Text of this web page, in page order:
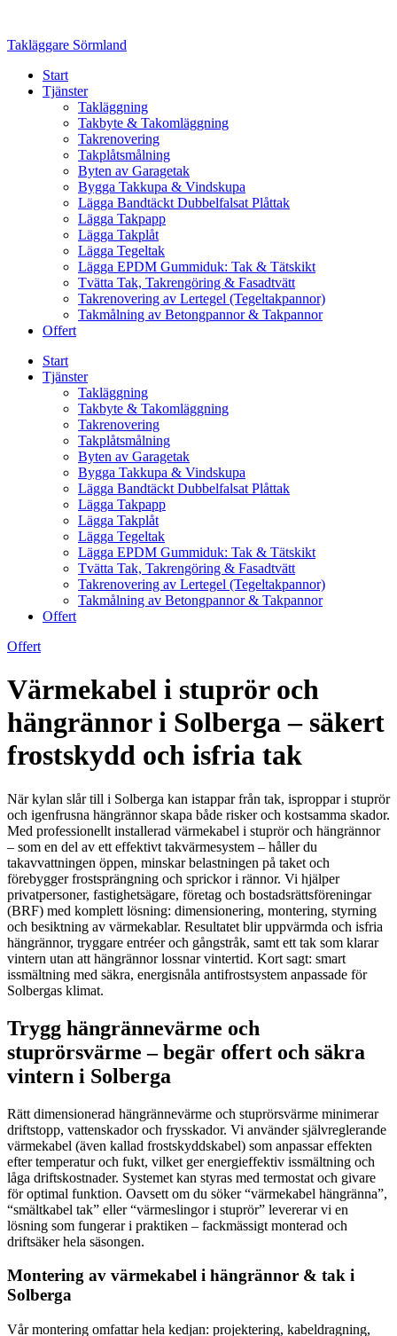
content
Takläggare Sörmland
Start
Tjänster
Takläggning
Takbyte & Takomläggning
Takrenovering
Takplåtsmålning
Byten av Garagetak
Bygga Takkupa & Vindskupa
Lägga Bandtäckt Dubbelfalsat Plåttak
Lägga Takpapp
Lägga Takplåt
Lägga Tegeltak
Lägga EPDM Gummiduk: Tak & Tätskikt
Tvätta Tak, Takrengöring & Fasadtvätt
Takrenovering av Lertegel (Tegeltakpannor)
Takmålning av Betongpannor & Takpannor
Offert
Start
Tjänster
Takläggning
Takbyte & Takomläggning
Takrenovering
Takplåtsmålning
Byten av Garagetak
Bygga Takkupa & Vindskupa
Lägga Bandtäckt Dubbelfalsat Plåttak
Lägga Takpapp
Lägga Takplåt
Lägga Tegeltak
Lägga EPDM Gummiduk: Tak & Tätskikt
Tvätta Tak, Takrengöring & Fasadtvätt
Takrenovering av Lertegel (Tegeltakpannor)
Takmålning av Betongpannor & Takpannor
Offert
Offert
Värmekabel i stuprör och
hängrännor i Solberga – säkert
frostskydd och isfria tak
När kylan slår till i Solberga kan istappar från tak, isproppar i stuprör
och igenfrusna hängrännor skapa både risker och kostsamma skador.
Med professionellt installerad värmekabel i stuprör och hängrännor
– som en del av ett effektivt takvärmesystem – håller du
takavvattningen öppen, minskar belastningen på taket och
förebygger frostsprängning och sprickor i rännor. Vi hjälper
privatpersoner, fastighetsägare, företag och bostadsrättsföreningar
(BRF) med komplett lösning: dimensionering, montering, styrning
och besiktning av värmekablar. Resultatet blir uppvärmda och isfria
hängrännor, tryggare entréer och gångstråk, samt ett tak som klarar
vintern utan att hängrännor lossnar vintertid. Kort sagt: smart
issmältning med säkra, energisnåla antifrostsystem anpassade för
Solbergas klimat.
Trygg hängrännevärme och
stuprörsvärme – begär offert och säkra
vintern i Solberga
Rätt dimensionerad hängrännevärme och stuprörsvärme minimerar
driftstopp, vattenskador och frysskador. Vi använder självreglerande
värmekabel (även kallad frostskyddskabel) som anpassar effekten
efter temperatur och fukt, vilket ger energieffektiv issmältning och
låga driftskostnader. Systemet kan styras med termostat och givare
för optimal funktion. Oavsett om du söker “värmekabel hängränna”,
“smältkabel tak” eller “värmeslingor i stuprör” levererar vi en
lösning som fungerar i praktiken – fackmässigt monterad och
driftsäker hela säsongen.
Montering av värmekabel i hängrännor & tak i
Solberga
Vår montering omfattar hela kedjan: projektering, kabeldragning,